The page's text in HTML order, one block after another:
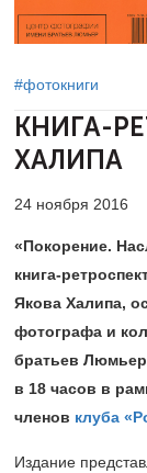
#фотокниги
КНИГА-
ХАЛИПА
24 ноября 2016
«Покорение.
книга-
Якова Халипа,
фотографа и
братьев
в 18 часов в
членов клуба
Издание